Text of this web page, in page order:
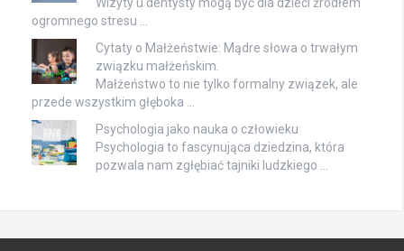
Wizyty u dentysty mogą być dla dzieci źródłem
ogromnego stresu …
Cytaty o Małżeństwie: Mądre słowa o trwałym
związku małżeńskim.
Małżeństwo to nie tylko formalny związek, ale
przede wszystkim głęboka …
Psychologia jako nauka o człowieku
Psychologia to fascynująca dziedzina, która
pozwala nam zgłębiać tajniki ludzkiego …